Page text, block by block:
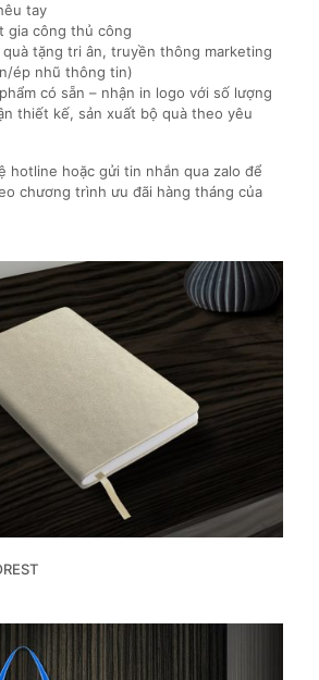
tay
gia công thủ công
tặng tri ân, truyền thông marketing
ép nhũ thông tin)
có sẵn – nhận in logo với số lượng
thiết kế, sản xuất bộ quà theo yêu
hotline hoặc gửi tin nhắn qua zalo để
chương trình ưu đãi hàng tháng của